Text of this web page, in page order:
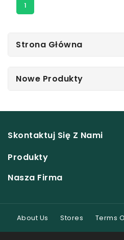
1
Strona Główna
Nowe Produkty
Skontaktuj Się Z Nami
Produkty
Nasza Firma
About Us Stores Terms